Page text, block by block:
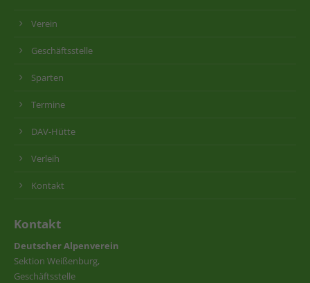
Verein
Geschäftsstelle
Sparten
Termine
DAV-Hütte
Verleih
Kontakt
Kontakt
Deutscher Alpenverein
Sektion Weißenburg,
Geschäftsstelle